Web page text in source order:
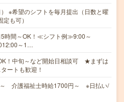
※希望のシフトを毎月提出（日数と曜
も可）
時間～OK！≪シフト例≫9:00～
～1…
！中旬～など開始日相談可 ★まずは
ートも歓迎！
介護福祉士時給1700円～ ※日払い/